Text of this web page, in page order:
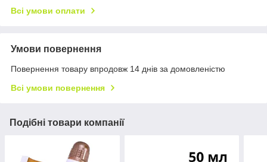
Всі умови оплати
Умови повернення
Повернення товару впродовж 14 днів за домовленістю
Всі умови повернення
Подібні товари компанії